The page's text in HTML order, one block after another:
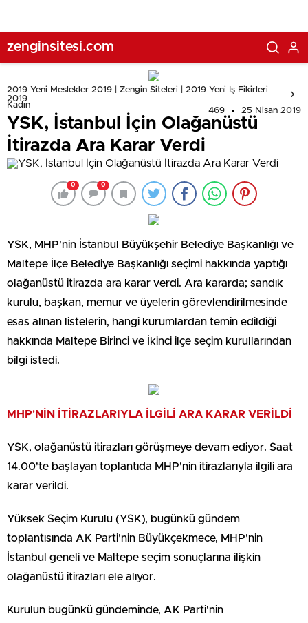
zenginsitesi.com
2019 Yeni Meslekler 2019 | Zengin Siteleri | 2019 Yeni Iş Fikirleri
2019
Kadın
469 25 Nisan 2019
YSK, İstanbul İçin Olağanüstü
İtirazda Ara Karar Verdi
0 0
YSK, MHP'nin İstanbul Büyükşehir Belediye Başkanlığı ve
Maltepe İlçe Belediye Başkanlığı seçimi hakkında yaptığı
olağanüstü itirazda ara karar verdi. Ara kararda; sandık
kurulu, başkan, memur ve üyelerin görevlendirilmesinde
esas alınan listelerin, hangi kurumlardan temin edildiği
hakkında Maltepe Birinci ve İkinci ilçe seçim kurullarından
bilgi istedi.
MHP'NİN İTİRAZLARIYLA İLGİLİ ARA KARAR VERİLDİ
YSK, olağanüstü itirazları görüşmeye devam ediyor. Saat
14.00'te başlayan toplantıda MHP'nin itirazlarıyla ilgili ara
karar verildi.
Yüksek Seçim Kurulu (YSK), bugünkü gündem
toplantısında AK Parti'nin Büyükçekmece, MHP'nin
İstanbul geneli ve Maltepe seçim sonuçlarına ilişkin
olağanüstü itirazları ele alıyor.
Kurulun bugünkü gündeminde, AK Parti'nin